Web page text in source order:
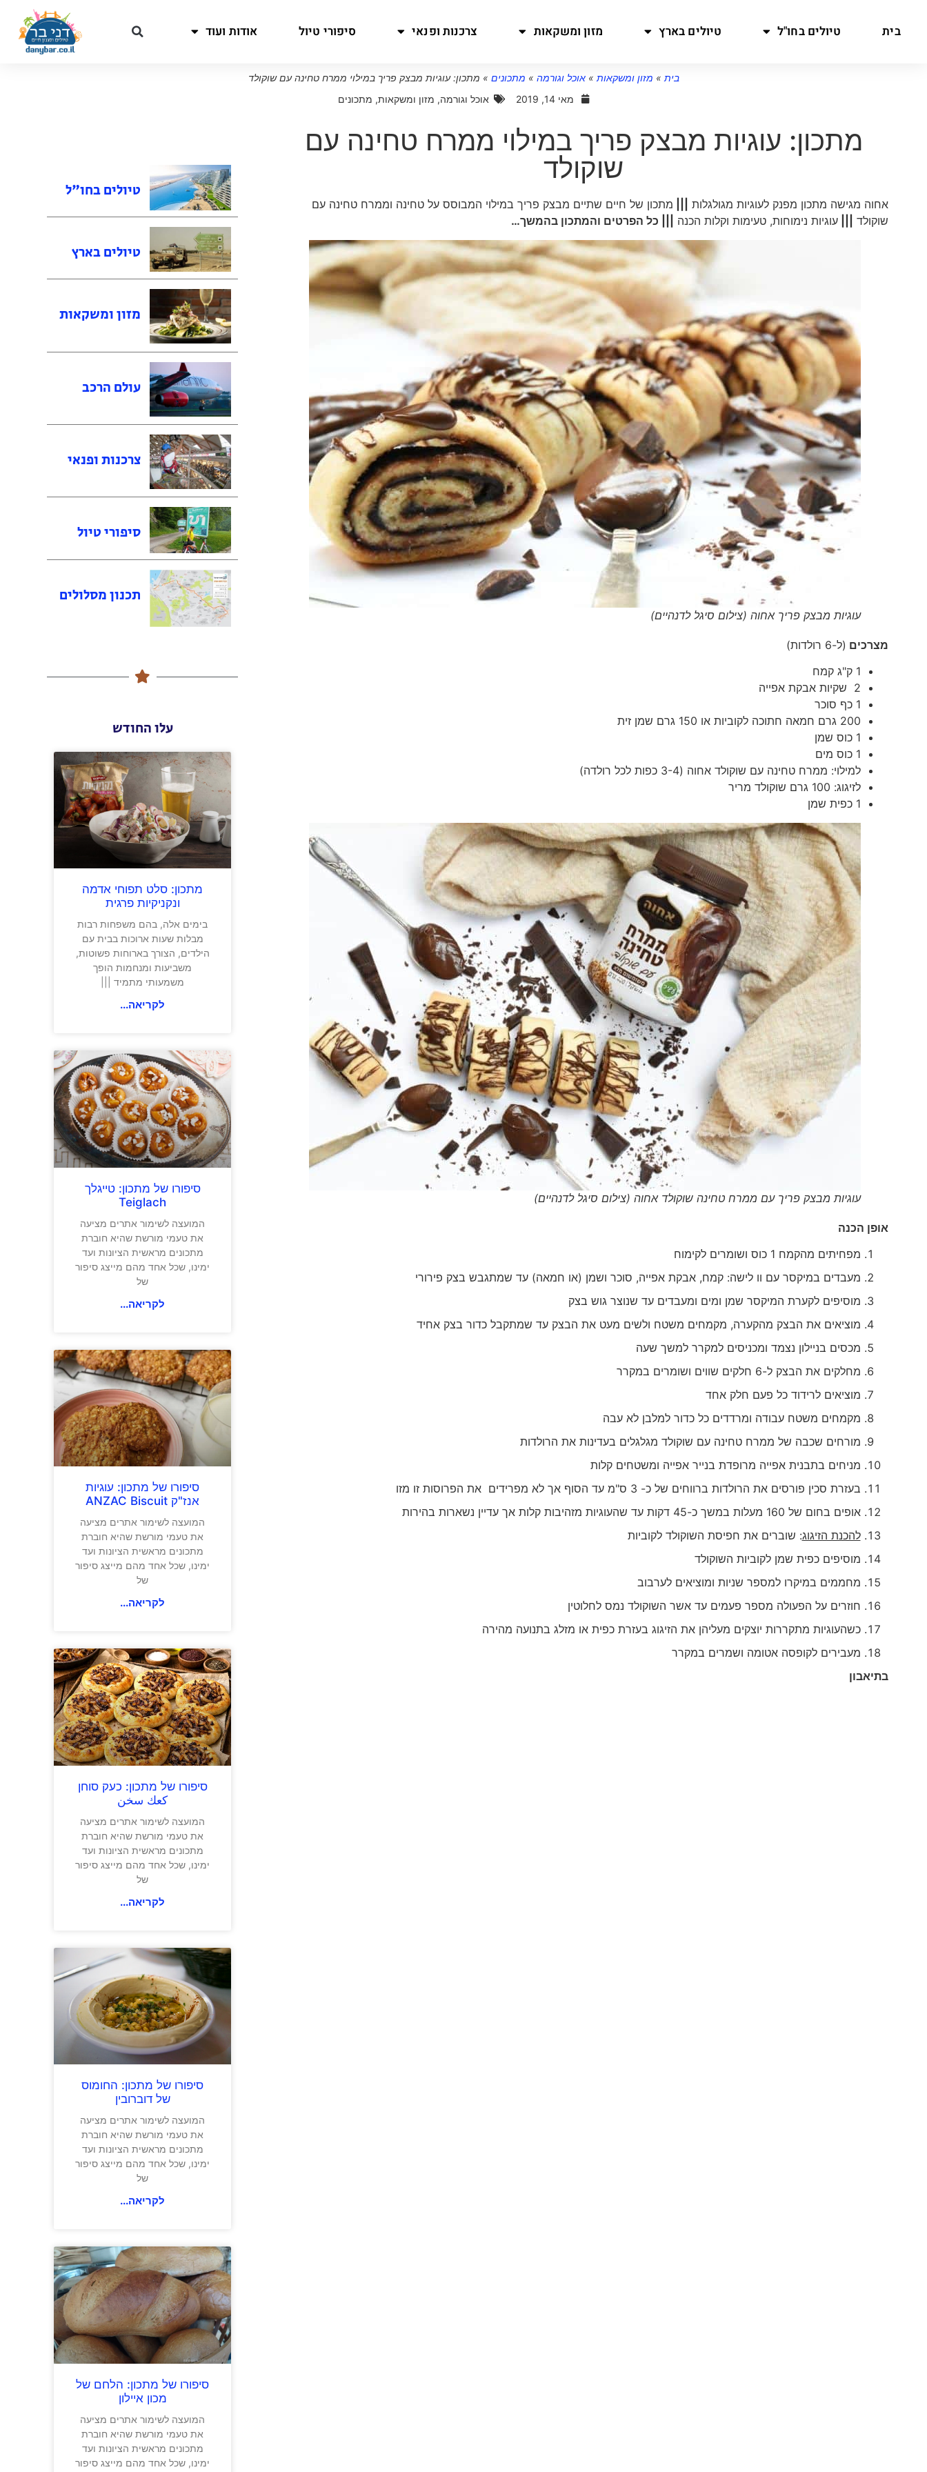
בית טיולים בחו"ל טיולים בארץ מזון ומשקאות צרכנות ופנאי סיפורי טיול אודות ועוד
בית » מזון ומשקאות »אוכל וגורמה » מתכונים » מתכון: עוגיות מבצק פריך במילוי ממרח טחינה עם שוקולד
מאי 14, 2019
אוכל וגורמה, מזון ומשקאות, מתכונים
מתכון: עוגיות מבצק פריך במילוי ממרח טחינה עם
שוקולד
אחוה מגישה מתכון מפנק לעוגיות מגולגלות
מתכון של חיים שתיים מבצק פריך במילוי המבוסס על טחינה וממרח טחינה עם
שוקולד
|||עוגיות נימוחות, טעימות וקלות הכנה כל הפרטים והמתכון בהמשך…
עוגיות מבצק פריך אחוה (צילום סיגל לדנהיים)
מצרכים (ל-6 רולדות)
1 ק"ג קמח
2 שקיות אבקת אפייה
1 כף סוכר
200 גרם חמאה חתוכה לקוביות או 150 גרם שמן זית
1 כוס שמן
1 כוס מים
למילוי: ממרח טחינה עם שוקולד אחוה (3-4 כפות לכל רולדה)
לזיגוג: 100 גרם שוקולד מריר
1 כפית שמן
עוגיות מבצק פריך עם ממרח טחינה שוקולד אחוה (צילום סיגל לדנהיים)
אופן הכנה
מפחיתים מהקמח 1 כוס ושומרים לקימוח
מעבדים במיקסר עם וו לישה: קמח, אבקת אפייה, סוכר ושמן (או חמאה) עד שמתגבש בצק פירורי
מוסיפים לקערת המיקסר שמן ומים ומעבדים עד שנוצר גוש בצק
מוציאים את הבצק מהקערה, מקמחים משטח ולשים מעט את הבצק עד שמתקבל כדור בצק אחיד
מכסים בניילון נצמד ומכניסים למקרר למשך שעה
מחלקים את הבצק ל-6 חלקים שווים ושומרים במקרר
מוציאים לרידוד כל פעם חלק אחד
מקמחים משטח עבודה ומרדדים כל כדור למלבן לא עבה
מורחים שכבה של ממרח טחינה עם שוקולד מגלגלים בעדינות את הרולדות
מניחים בתבנית אפייה מרופדת בנייר אפייה ומשטחים קלות
בעזרת סכין פורסים את הרולדות ברווחים של כ- 3 ס"מ עד הסוף אך לא מפרידים את הפרוסות זו מזו
אופים בחום של 160 מעלות במשך כ-45 דקות עד שהעוגיות מזהיבות קלות אך עדיין נשארות בהירות
להכנת הזיגוג: שוברים את חפיסת השוקולד לקוביות
מוסיפים כפית שמן לקוביות השוקולד
מחממים במיקרו למספר שניות ומוציאים לערבוב
חוזרים על הפעולה מספר פעמים עד אשר השוקולד נמס לחלוטין
כשהעוגיות מתקררות יוצקים מעליהן את הזיגוג בעזרת כפית או מזלג בתנועה מהירה
מעבירים לקופסה אטומה ושמרים במקרר
בתיאבון
טיולים בחו"ל
טיולים בארץ
מזון ומשקאות
עולם הרכב
צרכנות ופנאי
סיפורי טיול
תכנון מסלולים
עלו החודש
מתכון: סלט תפוחי אדמה
ונקניקיות פרגית
בימים אלה, בהם משפחות רבות
מבלות שעות ארוכות בבית עם
הילדים, הצורך בארוחות פשוטות,
משביעות ומנחמות הופך
משמעותי מתמיד |||
לקריאה...
סיפורו של מתכון: טייגלך
Teiglach
המועצה לשימור אתרים מציעה
את טעמי מורשת שהיא חוברת
מתכונים מראשית הציונות ועד
ימינו, שכל אחד מהם מייצג סיפור
של
לקריאה...
סיפורו של מתכון: עוגיות
אנז"ק ANZAC Biscuit
המועצה לשימור אתרים מציעה
את טעמי מורשת שהיא חוברת
מתכונים מראשית הציונות ועד
ימינו, שכל אחד מהם מייצג סיפור
של
לקריאה...
סיפורו של מתכון: כעק סוחן
كعك سخن
המועצה לשימור אתרים מציעה
את טעמי מורשת שהיא חוברת
מתכונים מראשית הציונות ועד
ימינו, שכל אחד מהם מייצג סיפור
של
לקריאה...
סיפורו של מתכון: החומוס
של דוברובין
המועצה לשימור אתרים מציעה
את טעמי מורשת שהיא חוברת
מתכונים מראשית הציונות ועד
ימינו, שכל אחד מהם מייצג סיפור
של
לקריאה...
סיפורו של מתכון: הלחם של
מכון איילון
המועצה לשימור אתרים מציעה
את טעמי מורשת שהיא חוברת
מתכונים מראשית הציונות ועד
ימינו, שכל אחד מהם מייצג סיפור